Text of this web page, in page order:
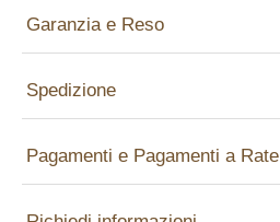
Garanzia e Reso
Spedizione
Pagamenti e Pagamenti a Rate